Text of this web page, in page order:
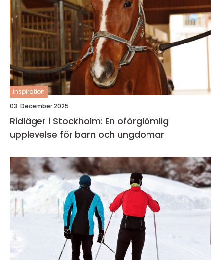
inspiration
03. December 2025
Ridläger i Stockholm: En oförglömlig
upplevelse för barn och ungdomar